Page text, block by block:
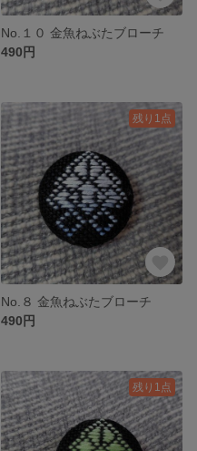
No.１０ 金魚ねぶたブローチ
490円
残り1点
No.８ 金魚ねぶたブローチ
490円
残り1点